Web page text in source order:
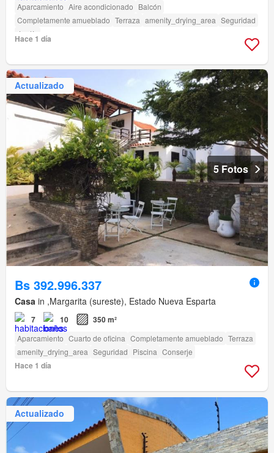
Aparcamiento Aire acondicionado Balcón
Completamente amueblado Terraza amenity_drying_area Seguridad
Jardín
Hace 1 día
Actualizado
5 Fotos
Bs 392.996.337
Casa in ,Margarita (sureste), Estado Nueva Esparta
7 10 350 m²
Aparcamiento Cuarto de oficina Completamente amueblado Terraza
amenity_drying_area Seguridad Piscina Conserje
Hace 1 día
Actualizado